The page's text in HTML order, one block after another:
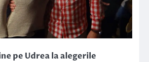
pe Udrea la alegerile